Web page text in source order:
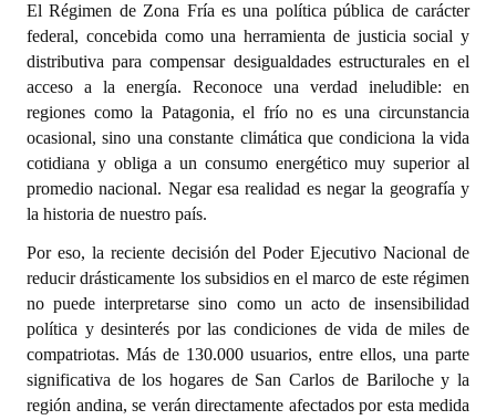
Comunicaciones
Declaraciones
Resoluciones
Resoluciones de Presidencia
INSTITUCIONAL
Antiguos Pobladores
Noticias Destacadas
Registros y Distinciones
Datos Históricos
El Régimen de Zona Fría es una política pública de carácter
federal, concebida como una herramienta de justicia social y
distributiva para compensar desigualdades estructurales en el
acceso a la energía. Reconoce una verdad ineludible: en
regiones como la Patagonia, el frío no es una circunstancia
ocasional, sino una constante climática que condiciona la vida
cotidiana y obliga a un consumo energético muy superior al
promedio nacional. Negar esa realidad es negar la geografía y
la historia de nuestro país.
Por eso, la reciente decisión del Poder Ejecutivo Nacional de
reducir drásticamente los subsidios en el marco de este régimen
no puede interpretarse sino como un acto de insensibilidad
política y desinterés por las condiciones de vida de miles de
compatriotas. Más de 130.000 usuarios, entre ellos, una parte
significativa de los hogares de San Carlos de Bariloche y la
región andina, se verán directamente afectados por esta medida